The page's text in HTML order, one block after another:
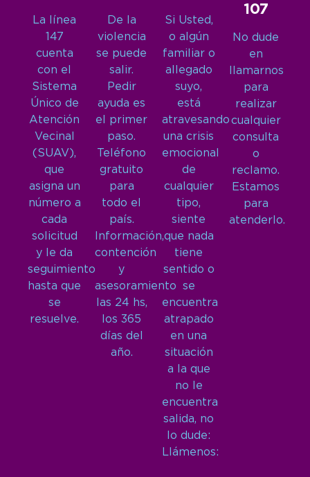
La línea
147
cuenta
con el
Sistema
Único de
Atención
Vecinal
(SUAV),
que
asigna un
número a
cada
solicitud
y le da
seguimiento
hasta que
se
resuelve.
De la
violencia
se puede
salir.
Pedir
ayuda es
el primer
paso.
Teléfono
gratuito
para
todo el
país.
Información,
contención
y
asesoramiento
las 24 hs,
los 365
días del
año.
Si Usted,
o algún
familiar o
allegado
suyo,
está
atravesando
una crisis
emocional
de
cualquier
tipo,
siente
que nada
tiene
sentido o
se
encuentra
atrapado
en una
situación
a la que
no le
encuentra
salida, no
lo dude:
Llámenos:
107
No dude
en
llamarnos
para
realizar
cualquier
consulta
o
reclamo.
Estamos
para
atenderlo.